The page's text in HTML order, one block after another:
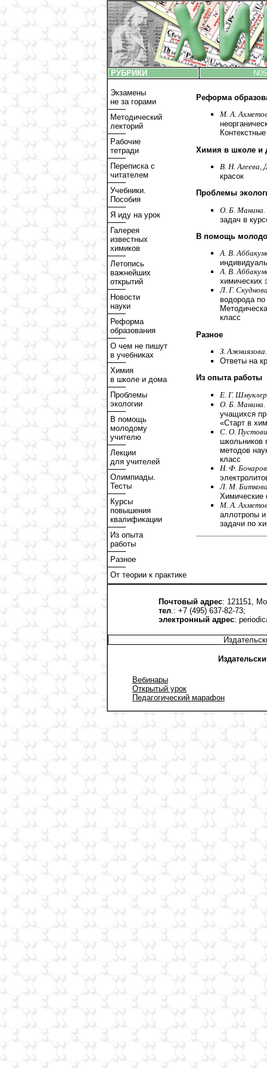
РУБРИКИ
Экзамены
не за горами
Методический
лекторий
Рабочие
тетради
Переписка с
читателем
Учебники.
Пособия
Я иду на урок
Галерея
известных
химиков
Летопись
важнейших
открытий
Новости
науки
Реформа
образования
О чем не пишут
в учебниках
Химия
в школе и дома
Проблемы
экологии
В помощь
молодому
учителю
Лекции
для учителей
Олимпиады.
Тесты
Курсы
повышения
квалификации
Из опыта
работы
Разное
От теории к практике
Реформа
М. А.
Химия в школе и
В. Н. Агеева,
красок
Проблемы
О. Б. Манина.
задач в
В помощь
А. В.
А. В.
химических
Л. Г.
водорода
класс
Разное
З. Ажниязова.
Ответы на
Из опыта работы
Е. Г.
О. Б. Манина.
учащихся
«Старт в
С. О.
школьников
методов
класс
Н. Ф.
Л. М.
Химические
М. А.
аллотропы
задачи по
Почтовый адрес: 121151,
тел.: +7 (495) 637-82-73;
электронный адрес:
Вебинары
Открытый урок
Педагогический марафон